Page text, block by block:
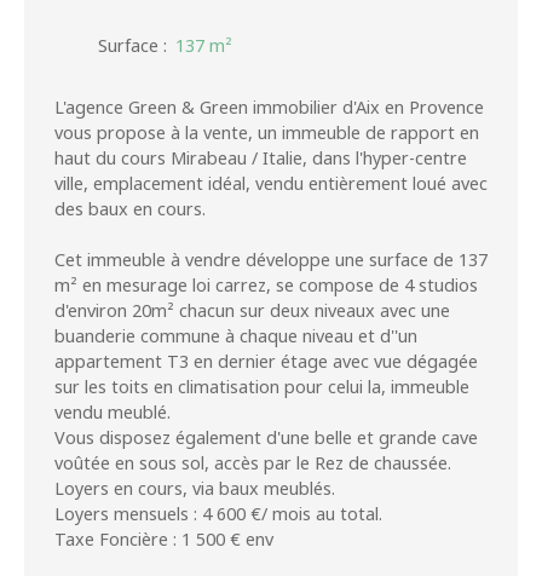
Surface : 137 m²
L'agence Green & Green immobilier d'Aix en Provence
vous propose à la vente, un immeuble de rapport en
haut du cours Mirabeau / Italie, dans l'hyper-centre
ville, emplacement idéal, vendu entièrement loué avec
des baux en cours.
Cet immeuble à vendre développe une surface de 137
m² en mesurage loi carrez, se compose de 4 studios
d'environ 20m² chacun sur deux niveaux avec une
buanderie commune à chaque niveau et d''un
appartement T3 en dernier étage avec vue dégagée
sur les toits en climatisation pour celui la, immeuble
vendu meublé.
Vous disposez également d'une belle et grande cave
voûtée en sous sol, accès par le Rez de chaussée.
Loyers en cours, via baux meublés.
Loyers mensuels : 4 600 €/ mois au total.
Taxe Foncière : 1 500 € env